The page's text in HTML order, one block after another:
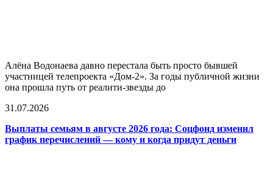
Алёна Водонаева давно перестала быть просто бывшей
участницей телепроекта «Дом-2». За годы публичной жизни
она прошла путь от реалити-звезды до
31.07.2026
Выплаты семьям в августе 2026 года: Соцфонд изменил
график перечислений — кому и когда придут деньги